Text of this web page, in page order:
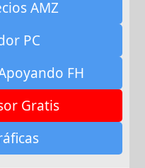
AMZ
PC
FH
Gratis